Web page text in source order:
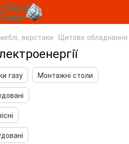
верстаки Щитове обладнання
газу
Монтажні столи